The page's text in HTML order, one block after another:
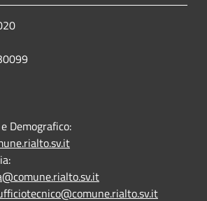
Demografico: